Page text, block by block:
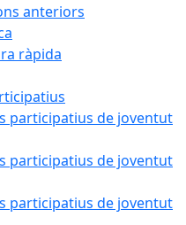
anteriors
ràpida
participatius de joventut
participatius de joventut
participatius de joventut